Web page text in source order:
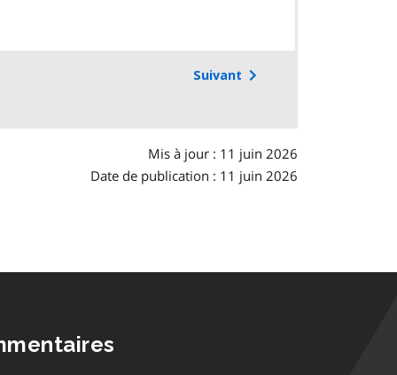
Suivant
Mis à jour : 11 juin 2026
Date de publication : 11 juin 2026